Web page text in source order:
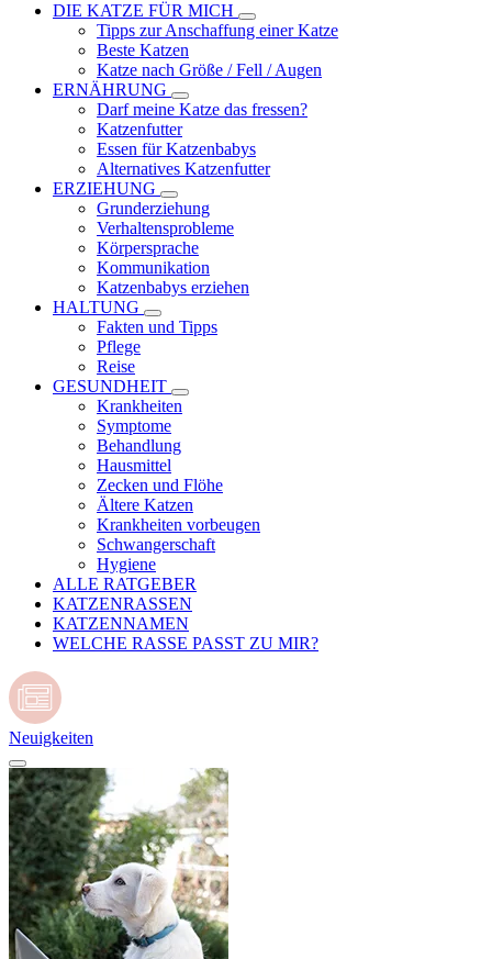
DIE KATZE FÜR MICH
Tipps zur Anschaffung einer Katze
Beste Katzen
Katze nach Größe / Fell / Augen
ERNÄHRUNG
Darf meine Katze das fressen?
Katzenfutter
Essen für Katzenbabys
Alternatives Katzenfutter
ERZIEHUNG
Grunderziehung
Verhaltensprobleme
Körpersprache
Kommunikation
Katzenbabys erziehen
HALTUNG
Fakten und Tipps
Pflege
Reise
GESUNDHEIT
Krankheiten
Symptome
Behandlung
Hausmittel
Zecken und Flöhe
Ältere Katzen
Krankheiten vorbeugen
Schwangerschaft
Hygiene
ALLE RATGEBER
KATZENRASSEN
KATZENNAMEN
WELCHE RASSE PASST ZU MIR?
Neuigkeiten